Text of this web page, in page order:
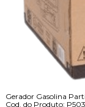
Gerador Gasolina
Cod. do Produto: